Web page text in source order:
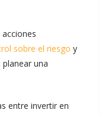
sobre el riesgo y
una
entre invertir en